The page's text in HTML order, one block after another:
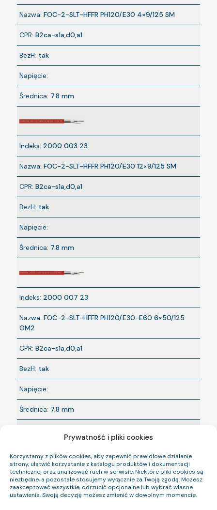
Prywatność i pliki cookies
Korzystamy z plików cookies, aby zapewnić prawidłowe działanie
strony, ułatwić korzystanie z katalogu produktów i dokumentacji
technicznej oraz analizować ruch w serwisie. Niektóre pliki cookies są
niezbędne, a pozostałe stosujemy wyłącznie za Twoją zgodą. Możesz
zaakceptować wszystkie, odrzucić opcjonalne lub wybrać własne
ustawienia. Swoją decyzję możesz zmienić w dowolnym momencie.
Nazwa: FOC-2-SLT-HFFR PH120/E30 4×9/125 SM
CPR: B2ca-s1a,d0,a1
BezH: tak
Napięcie:
Średnica: 7.8 mm
Indeks: 2000 003 23
Nazwa: FOC-2-SLT-HFFR PH120/E30 12×9/125 SM
CPR: B2ca-s1a,d0,a1
BezH: tak
Napięcie:
Średnica: 7.8 mm
Indeks: 2000 007 23
Nazwa: FOC-2-SLT-HFFR PH120/E30-E60 6×50/125
OM2
CPR: B2ca-s1a,d0,a1
BezH: tak
Napięcie:
Średnica: 7.8 mm
Indeks:2000 008 23
Nazwa:FOC-2-SLT-HFFR PH120/E30 6×9/125 SM
CPR:B2ca-s1a,d0,a1